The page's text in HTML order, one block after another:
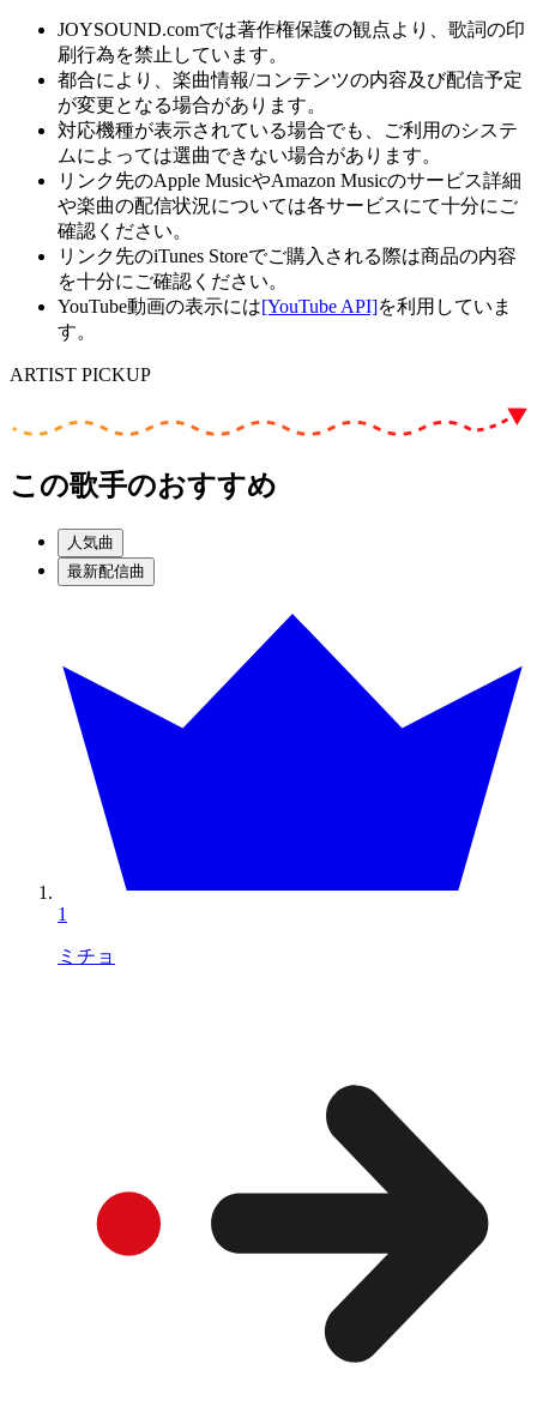
JOYSOUND.comでは著作権保護の観点より、歌詞の印
刷行為を禁止しています。
都合により、楽曲情報/コンテンツの内容及び配信予定
が変更となる場合があります。
対応機種が表示されている場合でも、ご利用のシステ
ムによっては選曲できない場合があります。
リンク先のApple MusicやAmazon Musicのサービス詳細
や楽曲の配信状況については各サービスにて十分にご
確認ください。
リンク先のiTunes Storeでご購入される際は商品の内容
を十分にご確認ください。
YouTube動画の表示には[YouTube API]を利用していま
す。
ARTIST PICKUP
この歌手のおすすめ
人気曲
最新配信曲
1
ミチョ